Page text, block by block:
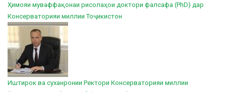
Ҳимояи муваффақонаи рисолаҳои доктори фалсафа (PhD) дар
Консерваторияи миллии Тоҷикистон
Иштирок ва суханронии Ректори Консерваторияи миллии